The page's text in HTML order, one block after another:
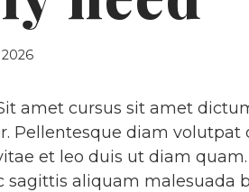
amet cursus sit amet
Pellentesque diam volutpat
et leo duis ut diam
aliquam malesuada